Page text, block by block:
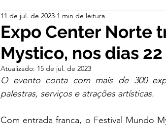
Expo Center Norte
Mystico, nos dias
11 de jul. de 2023 1 min de leitura
Atualizado: 15 de jul. de 2023
O evento conta com mais de 300
palestras, serviços e atrações artísticas.
Com entrada franca, o Festival Mundo